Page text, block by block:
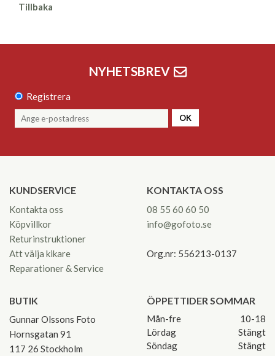
Tillbaka
NYHETSBREV
Registrera
OK
KUNDSERVICE
Kontakta oss
Köpvillkor
Returinstruktioner
Att välja kikare
Reparationer & Service
KONTAKTA OSS
08 55 60 60 50
info@gofoto.se
Org.nr: 556213-0137
BUTIK
Gunnar Olssons Foto
Hornsgatan 91
117 26 Stockholm
ÖPPETTIDER SOMMAR
Mån-fre
10-18
Lördag
Stängt
Söndag
Stängt